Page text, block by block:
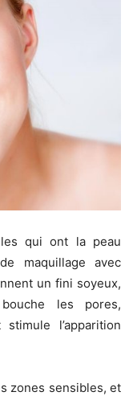
qui ont la peau
maquillage avec
un fini soyeux,
les pores,
l’apparition
zones sensibles, et